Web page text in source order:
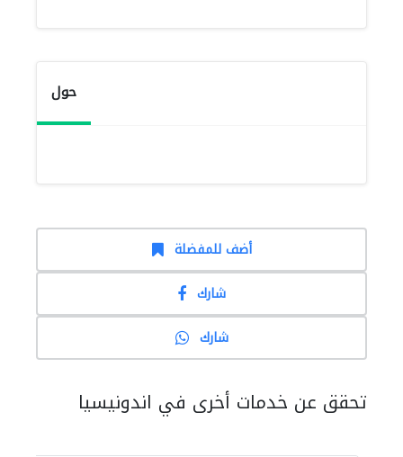
حول
أضف للمفضلة
شارك
شارك
تحقق عن خدمات أخرى في اندونيسيا